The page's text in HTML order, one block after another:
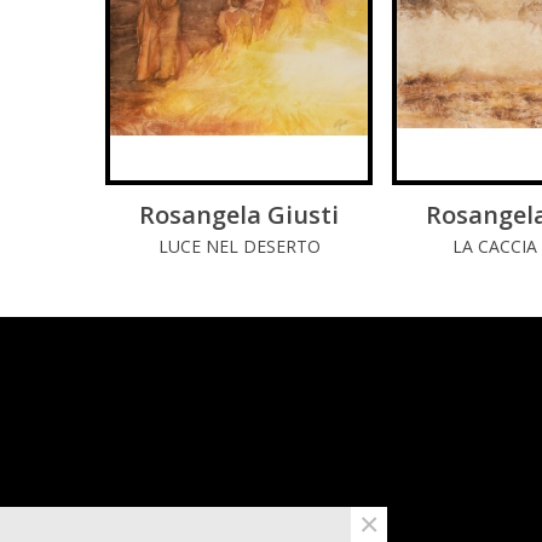
LEGGI DI PIÚ
Rosangela Giusti
LUCE NEL DESERTO
LEGGI
LA
×